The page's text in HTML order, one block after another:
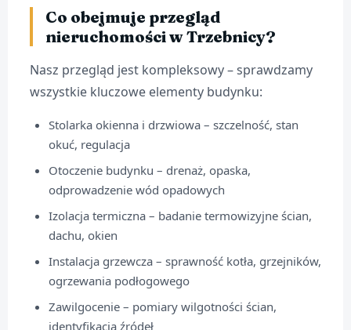
Co obejmuje przegląd
nieruchomości w Trzebnicy?
Nasz przegląd jest kompleksowy – sprawdzamy
wszystkie kluczowe elementy budynku:
Stolarka okienna i drzwiowa – szczelność, stan
okuć, regulacja
Otoczenie budynku – drenaż, opaska,
odprowadzenie wód opadowych
Izolacja termiczna – badanie termowizyjne ścian,
dachu, okien
Instalacja grzewcza – sprawność kotła, grzejników,
ogrzewania podłogowego
Zawilgocenie – pomiary wilgotności ścian,
identyfikacja źródeł